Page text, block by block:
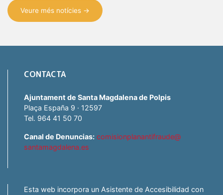
Veure més notícies →
CONTACTA
Ajuntament de Santa Magdalena de Polpis
Plaça España 9 · 12597
Tel. 964 41 50 70
Canal de Denuncias: comisionplanantifraude@
santamagdalena.es
Esta web incorpora un Asistente de Accesibilidad con